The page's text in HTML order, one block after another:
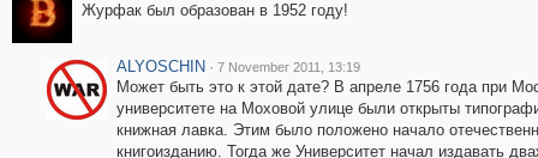
Журфак был образован в 1952 году!
ALYOSCHIN · 7 November 2011, 13:19
Может быть это к этой дате? В апреле 1756 года при
университете на Моховой улице были открыты
книжная лавка. Этим было положено начало
книгоизданию. Тогда же Университет начал издавать